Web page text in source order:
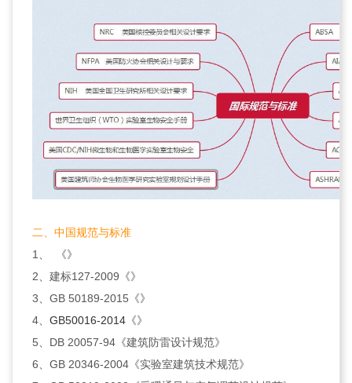
二、中国规范与标准
1、 《》
2、建标127-2009《》
3、GB 50189-2015《》
4、 GB50016-2014 《》
5、DB 20057-94《建筑防雷设计规范》
6、GB 20346-2004《实验室建筑技术规范》